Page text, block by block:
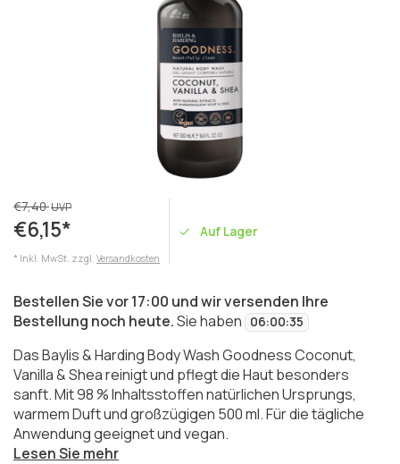
€7,40UVP
€6,15*
* Inkl. MwSt. zzgl. Versandkosten
Auf Lager
Bestellen Sie vor 17:00 und wir versenden Ihre
Bestellung noch heute.Sie haben 06:00:35
Das Baylis & Harding Body Wash Goodness Coconut,
Vanilla & Shea reinigt und pflegt die Haut besonders
sanft. Mit 98 % Inhaltsstoffen natürlichen Ursprungs,
warmem Duft und großzügigen 500 ml. Für die tägliche
Anwendung geeignet und vegan.
Lesen Sie mehr